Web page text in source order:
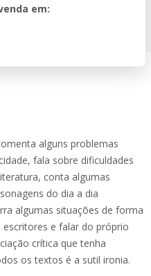
em:
alguns problemas
fala sobre dificuldades
conta algumas
do dia a dia
algumas situações de forma
e falar do próprio
crítica que tenha
os textos é a sutil ironia.